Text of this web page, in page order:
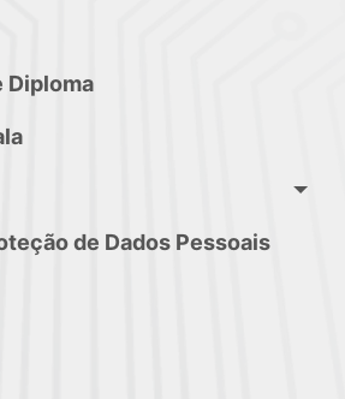
Diploma
de Dados Pessoais